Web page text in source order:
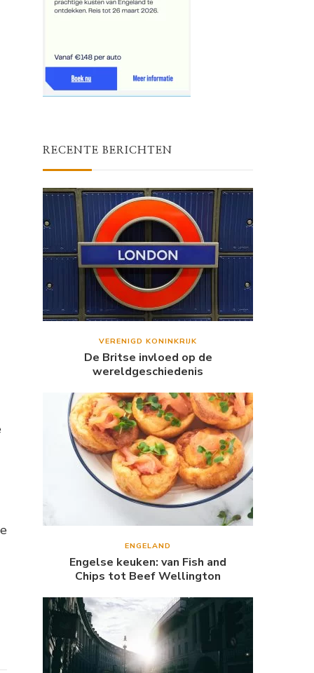
RECENTE BERICHTEN
VERENIGD KONINKRIJK
De Britse invloed op de
wereldgeschiedenis
ENGELAND
Engelse keuken: van Fish and
Chips tot Beef Wellington